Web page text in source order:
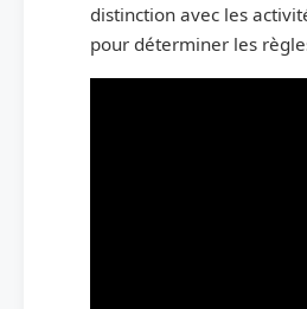
distinction avec les
pour déterminer les